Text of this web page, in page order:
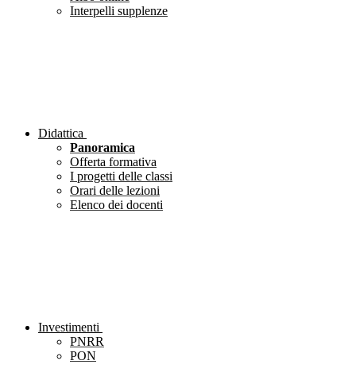
Interpelli supplenze
Didattica
Panoramica
Offerta formativa
I progetti delle classi
Orari delle lezioni
Elenco dei docenti
Investimenti
PNRR
PON